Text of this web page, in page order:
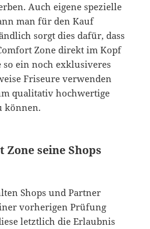
Auch eigene spezielle
man für den Kauf
sorgt dies dafür, dass
Zone direkt im Kopf
ein noch exklusiveres
Friseure verwenden
qualitativ hochwertige
können.
seine Shops
Shops und Partner
vorherigen Prüfung
letztlich die Erlaubnis